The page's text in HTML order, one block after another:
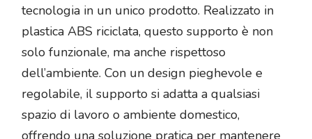
tecnologia in un unico prodotto. Realizzato in
plastica ABS riciclata, questo supporto è non
solo funzionale, ma anche rispettoso
dell’ambiente. Con un design pieghevole e
regolabile, il supporto si adatta a qualsiasi
spazio di lavoro o ambiente domestico,
offrendo una soluzione pratica per mantenere